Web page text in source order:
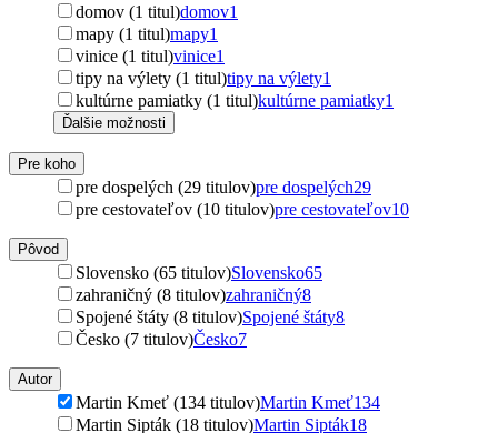
domov (1 titul)domov1
mapy (1 titul)mapy1
vinice (1 titul)vinice1
tipy na výlety (1 titul)tipy na výlety1
kultúrne pamiatky (1 titul)kultúrne pamiatky1
Ďalšie možnosti
Pre koho
pre dospelých (29 titulov)pre dospelých29
pre cestovateľov (10 titulov)pre cestovateľov10
Pôvod
Slovensko (65 titulov)Slovensko65
zahraničný (8 titulov)zahraničný8
Spojené štáty (8 titulov)Spojené štáty8
Česko (7 titulov)Česko7
Autor
Martin Kmeť (134 titulov)Martin Kmeť134
Martin Sipták (18 titulov)Martin Sipták18